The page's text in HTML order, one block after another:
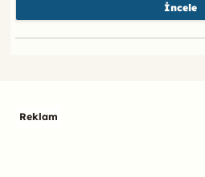
İncele
Reklam